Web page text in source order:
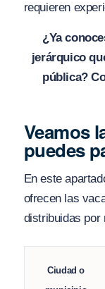
requieren
¿Ya
jerárquico
pública?
Veamos
puedes
En este
ofrecen las
distribuidas por
Ciudad o